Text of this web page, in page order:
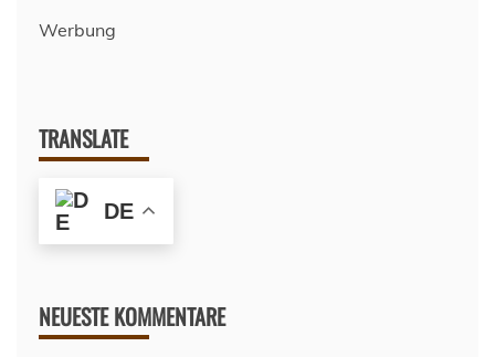
Werbung
TRANSLATE
DE
NEUESTE KOMMENTARE